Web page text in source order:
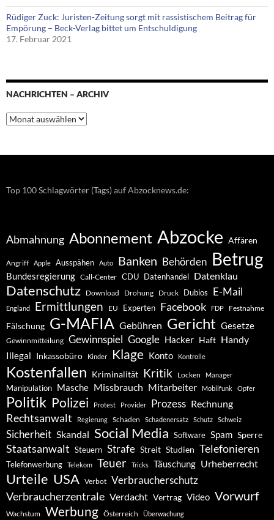
Rüdiger Zuck: Juristen-Zeitung sorgt mit rassistischem Beitrag für
Empörung – Beck-Verlag bittet um Entschuldigung
17. Februar 2021
NACHRICHTEN – ARCHIV
Nachrichten
–
Top 100 Schlagwörter (Tags) auf Abzocknews.de:
Abmahnung Abonnement Abzocke Affären
Angriff Apple Ausspähen Auto Banken Behörden Betrug
Bundesregierung Call-Center CDU Datenhandel Datenklau
Datenschutz Download Drohung Druck Dubios E-Mail
England Ermittlungen EU Experten Facebook FDP Festnahme
Fälschung G-MAFIA Gebühren Gericht Gesetze
Gewinnmitteilung Gewinnspiel Google Hacker Haft Handy
Illegal Inkassobüro Kinder Klage Konto Kontrolle
Kostenfallen Kriminalität Kritik Locken Manager
Manipulation Masche Missbrauch Mitarbeiter Mobilfunk Opfer
Politik Polizei Protest Provider Prozess Rechnung
Rechtsanwalt Regierung Schaden Schadenersatz Schutz Schweiz
Sicherheit Skandal Social Media Software Spam Sperre
Staatsanwalt Steuern Strafe Streit Studien Telefonieren
Telefonwerbung Telekom Teuer Tricks Täuschung Urheberrecht
Urteile USA Verbot Verbraucherschutz
Verbraucherzentrale Verdacht Vertrag Video Vorwurf
Wachstum Werbung Österreich Überwachung